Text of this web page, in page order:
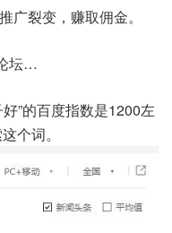
广裂变，赚取佣金。
坛…
”的百度指数是1200左
个词。